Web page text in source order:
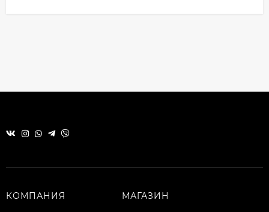
КОМПАНИЯ МАГАЗИН